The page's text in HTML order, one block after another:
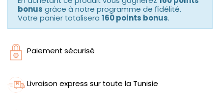
bonus grâce à notre programme de fidélité.
Votre panier totalisera 160 points bonus.
Paiement sécurisé
Livraison express sur toute la Tunisie